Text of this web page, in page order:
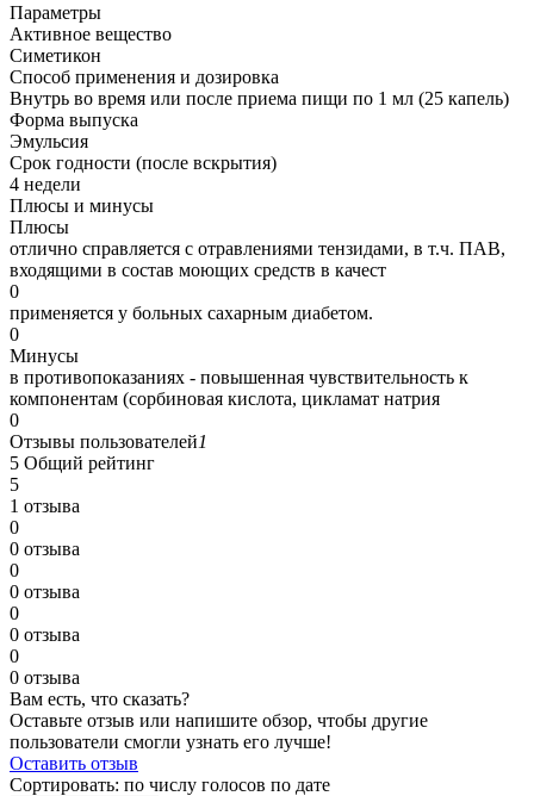
Параметры
Активное вещество
Симетикон
Способ применения и дозировка
Внутрь во время или после приема пищи по 1 мл (25 капель)
Форма выпуска
Эмульсия
Срок годности (после вскрытия)
4 недели
Плюсы и минусы
Плюсы
отлично справляется с отравлениями тензидами, в т.ч. ПАВ,
входящими в состав моющих средств в качест
0
применяется у больных сахарным диабетом.
0
Минусы
в противопоказаниях - повышенная чувствительность к
компонентам (сорбиновая кислота, цикламат натрия
0
Отзывы пользователей1
5 Общий рейтинг
5
1 отзыва
0
0 отзыва
0
0 отзыва
0
0 отзыва
0
0 отзыва
Вам есть, что сказать?
Оставьте отзыв или напишите обзор, чтобы другие
пользователи смогли узнать его лучше!
Оставить отзыв
Сортировать: по числу голосов по дате